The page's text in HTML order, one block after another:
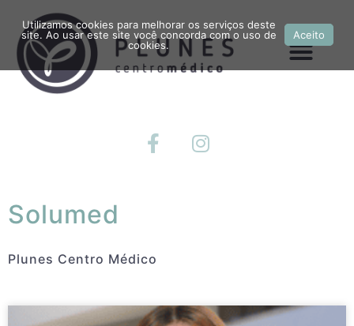
Solumed
Plunes Centro Médico
Utilizamos cookies para melhorar os serviços deste
site. Ao usar este site você concorda com o uso de
cookies.
Aceito